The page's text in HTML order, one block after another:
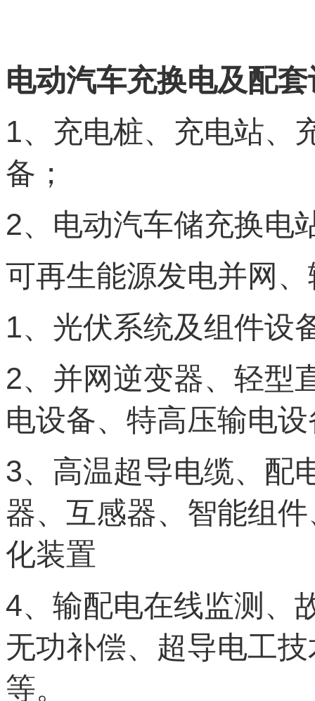
电动汽车充换电及配
1、充电桩、充电站、
备；
2、电动汽车储充换电
可再生能源发电并网
1、光伏系统及组件设
2、并网逆变器、轻型
电设备、特高压输电
3、高温超导电缆、配
器、互感器、智能组
化装置
4、输配电在线监测、
无功补偿、超导电工
等。